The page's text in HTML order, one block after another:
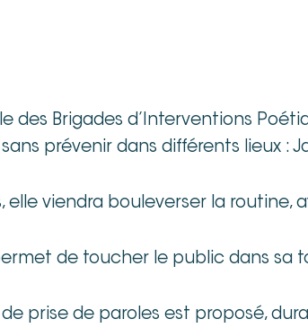
des Brigades d’Interventions
prévenir dans différents lieux :
elle viendra bouleverser la
de toucher le public dans sa
prise de paroles est proposé,